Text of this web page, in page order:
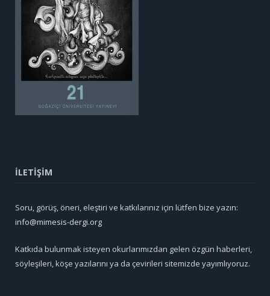
İLETİŞİM
Soru, görüş, öneri, eleştiri ve katkılarınız için lütfen bize yazın:
info@mimesis-dergi.org
Katkıda bulunmak isteyen okurlarımızdan gelen özgün haberleri,
söyleşileri, köşe yazılarını ya da çevirileri sitemizde yayımlıyoruz.